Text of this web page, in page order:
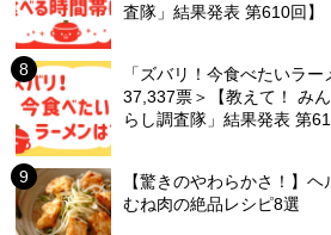
査隊」結果発表 第610回】
「ズバリ！今食べたいラ
37,337票＞【教えて！ み
らし調査隊」結果発表 第
【驚きのやわらかさ！】
むね肉の絶品レシピ8選